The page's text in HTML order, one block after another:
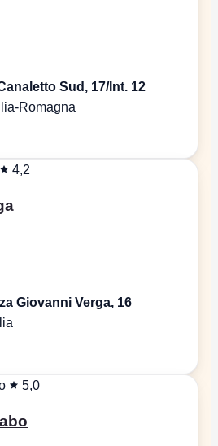
Sud, 17/Int. 12
Romagna
4,2
Giovanni Verga, 16
5,0